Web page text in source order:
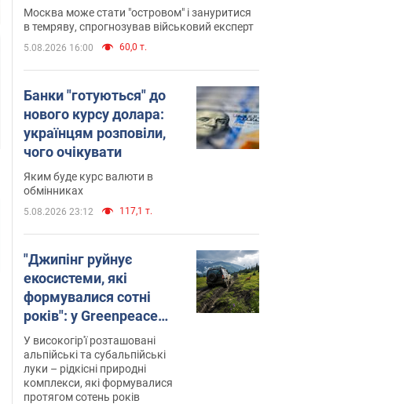
Москва може стати "островом" і зануритися
в темряву, спрогнозував військовий експерт
5.08.2026 16:00 60,0 т.
Банки "готуються" до
нового курсу долара:
українцям розповіли,
чого очікувати
Яким буде курс валюти в
обмінниках
5.08.2026 23:12 117,1 т.
"Джипінг руйнує
екосистеми, які
формувалися сотні
років": у Greenpeace
забили на сполох
У високогір'ї розташовані
альпійські та субальпійські
луки – рідкісні природні
комплекси, які формувалися
протягом сотень років